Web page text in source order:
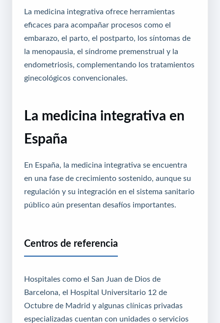
La medicina integrativa ofrece herramientas
eficaces para acompañar procesos como el
embarazo, el parto, el postparto, los síntomas de
la menopausia, el síndrome premenstrual y la
endometriosis, complementando los tratamientos
ginecológicos convencionales.
La medicina integrativa en
España
En España, la medicina integrativa se encuentra
en una fase de crecimiento sostenido, aunque su
regulación y su integración en el sistema sanitario
público aún presentan desafíos importantes.
Centros de referencia
Hospitales como el San Juan de Dios de
Barcelona, el Hospital Universitario 12 de
Octubre de Madrid y algunas clínicas privadas
especializadas cuentan con unidades o servicios